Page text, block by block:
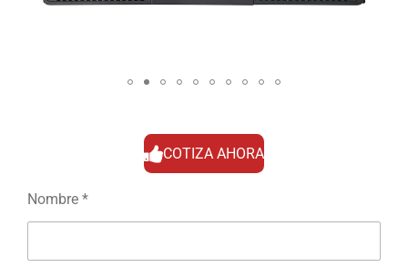
COTIZA AHORA
Nombre *